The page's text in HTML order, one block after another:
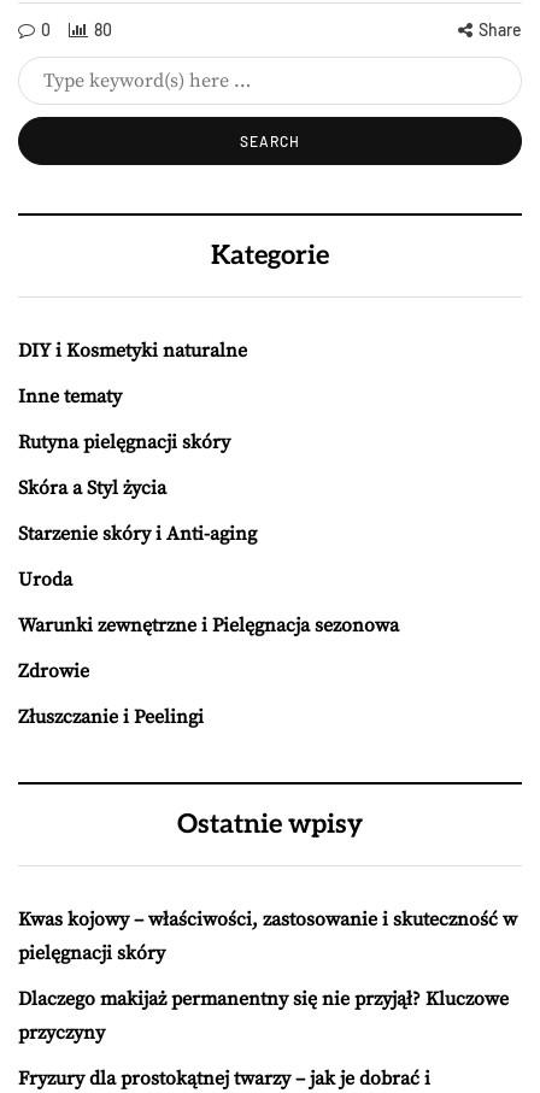
0 80 Share
Kategorie
DIY i Kosmetyki naturalne
Inne tematy
Rutyna pielęgnacji skóry
Skóra a Styl życia
Starzenie skóry i Anti-aging
Uroda
Warunki zewnętrzne i Pielęgnacja sezonowa
Zdrowie
Złuszczanie i Peelingi
Ostatnie wpisy
Kwas kojowy – właściwości, zastosowanie i skuteczność w
pielęgnacji skóry
Dlaczego makijaż permanentny się nie przyjął? Kluczowe
przyczyny
Fryzury dla prostokątnej twarzy – jak je dobrać i